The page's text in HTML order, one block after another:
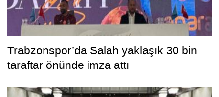
Trabzonspor’da Salah yaklaşık 30 bin
taraftar önünde imza attı